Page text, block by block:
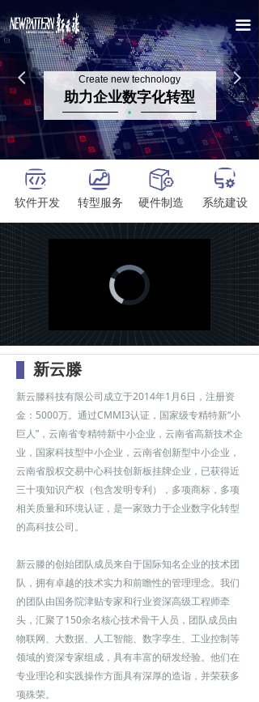
끀
助力企业数字化转型
Create new technology
·
넳 넲
新云滕
新云滕科技有限公司成立于2014年1月6日，注册资
金：5000万。通过CMMI3认证，国家级专精特新“小
巨人”，云南省专精特新中小企业，云南省高新技术企
业，国家科技型中小企业，云南省创新型中小企业，
云南省股权交易中心科技创新板挂牌企业，已获得近
三十项知识产权（包含发明专利），多项商标，多项
相关质量和环境认证，是一家致力于企业数字化转型
的高科技公司。
新云滕的创始团队成员来自于国际知名企业的技术团
队，拥有卓越的技术实力和前瞻性的管理理念。我们
的团队由国务院津贴专家和行业资深高级工程师牵
头，汇聚了150余名核心技术骨干人员，团队成员由
物联网、大数据、人工智能、数字孪生、工业控制等
领域的资深专家组成，具有丰富的研发经验。他们在
专业理论和实践操作方面具有深厚的造诣，并荣获多
项殊荣。
Video
Player
is
loading.
0%
0%
软件开发 转型服务 硬件制造 系统建设